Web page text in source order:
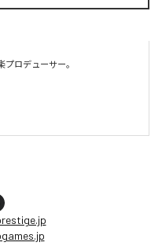
プロデューサー。